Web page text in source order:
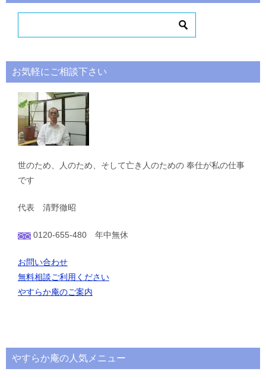
お気軽にご相談下さい
世のため、人のため、そして亡き人のための 奉仕が私の仕事
です
代表 清野徹昭
0120-655-480 年中無休
お問い合わせ
無料相談ご利用ください
やすらか庵のご案内
やすらか庵の人気メニュー